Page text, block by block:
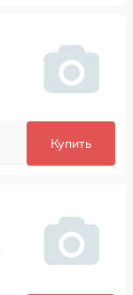
Купить